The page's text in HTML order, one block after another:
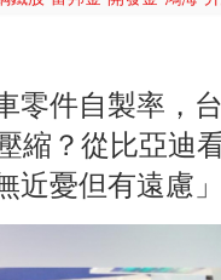
零件自製率，
縮？從比亞迪
近憂但有遠慮」